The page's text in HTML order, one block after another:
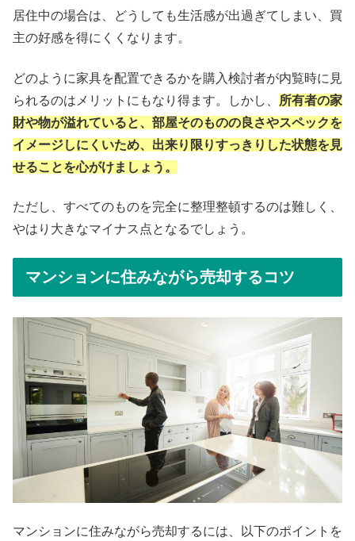
居住中の場合は、どうしても生活感が出過ぎてしまい、買
主の好感を得にくくなります。
どのように家具を配置できるかを購入検討者が内覧時に見
られるのはメリットにもなり得ます。しかし、
所有者の家
財や物が溢れていると、部屋そのものの良さやスペックを
イメージしにくいため、出来り限りすっきりした状態を見
せることを心がけましょう。
ただし、すべてのものを完全に整理整頓するのは難しく、
やはり大きなマイナス点となるでしょう。
マンションに住みながら売却するコツ
マンションに住みながら売却するには、以下のポイントを